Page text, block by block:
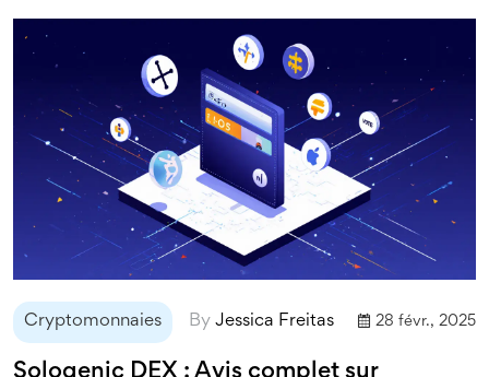
Cryptomonnaies By Jessica Freitas 28 févr., 2025
Sologenic DEX : Avis complet sur